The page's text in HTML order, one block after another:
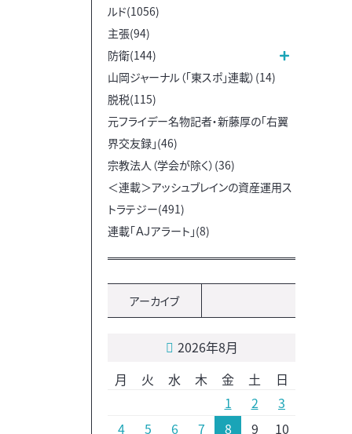
ルド(1056)
主張(94)
防衛(144)
山岡ジャーナル（「東スポ」連載）(14)
脱税(115)
元フライデー名物記者・新藤厚の「右翼
界交友録」(46)
宗教法人（学会が除く）(36)
＜連載＞アッシュブレインの資産運用ス
トラテジー(491)
連載「ＡＪアラート」(8)
アーカイブ
2026年8月
月
火 水 木 金 土
日
1
2
3
4
5 6 7 8 9 10